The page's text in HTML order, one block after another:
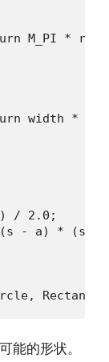
M_PI *
width *
/ 2.0;
- a) * (s -
能的形状。